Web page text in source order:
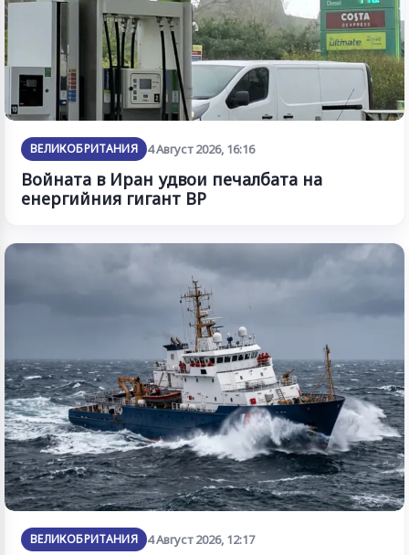
ВЕЛИКОБРИТАНИЯ 4 Август 2026, 16:16
Войната в Иран удвои печалбата на
енергийния гигант BP
ВЕЛИКОБРИТАНИЯ 4 Август 2026, 12:17